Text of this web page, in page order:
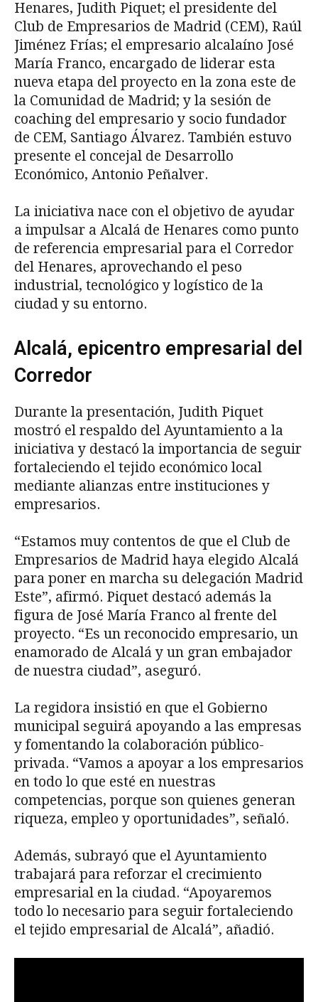
Henares, Judith Piquet; el presidente del
Club de Empresarios de Madrid (CEM), Raúl
Jiménez Frías; el empresario alcalaíno José
María Franco, encargado de liderar esta
nueva etapa del proyecto en la zona este de
la Comunidad de Madrid; y la sesión de
coaching del empresario y socio fundador
de CEM, Santiago Álvarez. También estuvo
presente el concejal de Desarrollo
Económico, Antonio Peñalver.
La iniciativa nace con el objetivo de ayudar
a impulsar a Alcalá de Henares como punto
de referencia empresarial para el Corredor
del Henares, aprovechando el peso
industrial, tecnológico y logístico de la
ciudad y su entorno.
Alcalá, epicentro empresarial del
Corredor
Durante la presentación, Judith Piquet
mostró el respaldo del Ayuntamiento a la
iniciativa y destacó la importancia de seguir
fortaleciendo el tejido económico local
mediante alianzas entre instituciones y
empresarios.
“Estamos muy contentos de que el Club de
Empresarios de Madrid haya elegido Alcalá
para poner en marcha su delegación Madrid
Este”, afirmó. Piquet destacó además la
figura de José María Franco al frente del
proyecto. “Es un reconocido empresario, un
enamorado de Alcalá y un gran embajador
de nuestra ciudad”, aseguró.
La regidora insistió en que el Gobierno
municipal seguirá apoyando a las empresas
y fomentando la colaboración público-
privada. “Vamos a apoyar a los empresarios
en todo lo que esté en nuestras
competencias, porque son quienes generan
riqueza, empleo y oportunidades”, señaló.
Además, subrayó que el Ayuntamiento
trabajará para reforzar el crecimiento
empresarial en la ciudad. “Apoyaremos
todo lo necesario para seguir fortaleciendo
el tejido empresarial de Alcalá”, añadió.